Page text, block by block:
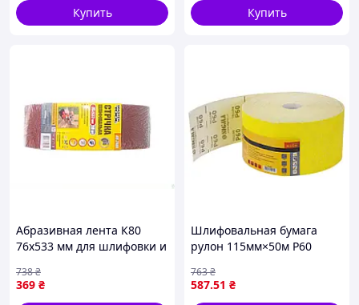
Купить Купить
Абразивная лента К80
76х533 мм для шлифовки и
10 штук
369 ₴
738₴
Шлифовальная бумага
рулон 115мм×50м P60
587.51 ₴
763₴